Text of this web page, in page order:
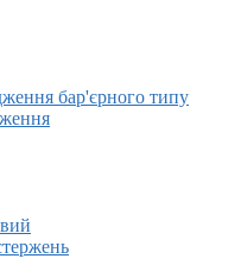
бар'єрного типу